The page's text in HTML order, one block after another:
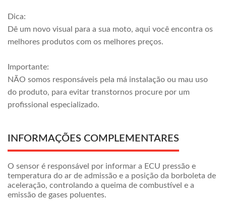
Dica:
Dê um novo visual para a sua moto, aqui você encontra os
melhores produtos com os melhores preços.
Importante:
NÃO somos responsáveis pela má instalação ou mau uso
do produto, para evitar transtornos procure por um
profissional especializado.
INFORMAÇÕES COMPLEMENTARES
O sensor é responsável por informar a ECU pressão e
temperatura do ar de admissão e a posição da borboleta de
aceleração, controlando a queima de combustível e a
emissão de gases poluentes.